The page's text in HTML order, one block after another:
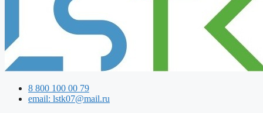
8 800 100 00 79
email: lstk07@mail.ru